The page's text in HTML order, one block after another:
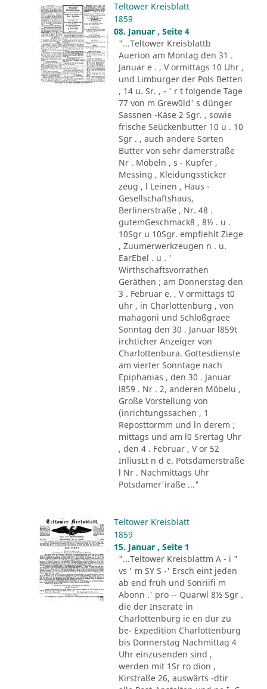
Teltower Kreisblatt
1859
08. Januar , Seite 4
"...Teltower Kreisblattb
Auerion am Montag den 31 .
Januar e . , V ormittags 10 Uhr ,
und Limburger der Pols Betten
, 14 u. Sr. , - ' r t folgende Tage
77 von m Grew0ld' s dünger
Sassnen -Käse 2 Sgr. , sowie
frische Seückenbutter 10 u . 10
Sgr . , auch andere Sorten
Butter von sehr damerstraße
Nr . Möbeln , s - Kupfer ,
Messing , Kleidungssticker
zeug , l Leinen , Haus -
Gesellschaftshaus,
Berlinerstraße , Nr. 48 .
gutemGeschmack8 , 8½ . u .
10Sgr u 10Sgr. empfiehlt Ziege
, Zuumerwerkzeugen n . u.
EarEbel . u . '
Wirthschaftsvorrathen
Geräthen ; am Donnerstag den
3 . Februar e. , V ormittags t0
uhr , in Charlottenburg , von
mahagoni und Schloßgraee
Sonntag den 30 . Januar l859t
irchticher Anzeiger von
Charlottenbura. Gottesdienste
am vierter Sonntage nach
Epiphanias , den 30 . Januar
l859 . Nr . 2, anderen Möbelu ,
Große Vorstellung von
(inrichtungssachen , 1
Reposttormm und ln derem ;
mittags und am l0 Srertag Uhr
, den 4 . Februar , V or 52
InliusLt n d e. Potsdamerstraße
l Nr . Nachmittags Uhr
Potsdamer'iraße ..."
Teltower Kreisblatt
1859
15. Januar , Seite 1
"...Teltower Kreisblattm A - i "
vs ' m SY S -' Ersch eint jeden
ab end früh und Sonriifi m
Abonn .' pro -- Quarwl 8½ Sgr .
die der Inserate in
Charlottenburg ie en dur zu
be- Expedition Charlottenburg
bis Donnerstag Nachmittag 4
Uhr einzusenden sind ,
werden mit 1Sr ro dion ,
Kirstraße 26, auswärts -dtir